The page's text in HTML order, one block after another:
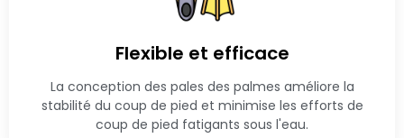
Flexible et efficace
La conception des pales des palmes améliore la
stabilité du coup de pied et minimise les efforts de
coup de pied fatigants sous l'eau.